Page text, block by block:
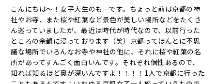
こんにちは～！女子大生のもーです。ちょっと前は京都の神
社やお寺、また桜や紅葉など景色が美しい場所などをたくさ
ん巡っていましたが、最近は時代が時代なので、以前行った
ところの余韻に浸っております（笑）京都ってほんとに不思
議な場所でいろんなお寺や神社の他に、それに桜や紅葉の名
所があってすんごく面白いんです。それぞれ個性あるので、
知れば知るほど奥が深いんですよ！！！！1人で京都に行った